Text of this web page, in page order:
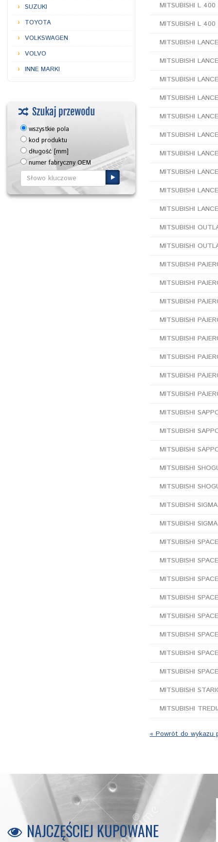
SUZUKI
TOYOTA
VOLKSWAGEN
VOLVO
INNE MARKI
wszystkie pola
kod produktu
długość [mm]
numer fabryczny OEM
MITSUBISHI L
MITSUBISHI L
MITSUBISHI
MITSUBISHI
MITSUBISHI
MITSUBISHI
MITSUBISHI
MITSUBISHI
MITSUBISHI
MITSUBISHI
MITSUBISHI
MITSUBISHI
MITSUBISHI
MITSUBISHI
MITSUBISHI
MITSUBISHI
MITSUBISHI
MITSUBISHI
MITSUBISHI
MITSUBISHI
MITSUBISHI
MITSUBISHI
MITSUBISHI
MITSUBISHI
MITSUBISHI
MITSUBISHI
MITSUBISHI
MITSUBISHI SIGMA
MITSUBISHI
MITSUBISHI
MITSUBISHI
MITSUBISHI
MITSUBISHI
MITSUBISHI
MITSUBISHI
MITSUBISHI
MITSUBISHI
MITSUBISHI
MITSUBISHI
« Powrót do wykazu
NAJCZĘŚCIEJ KUPOWANE